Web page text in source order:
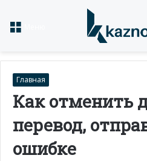
Главная
Как отменить
перевод,
ошибке